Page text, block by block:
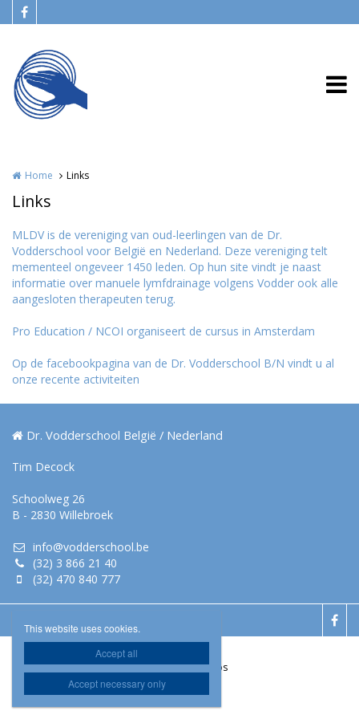
Overslaan en naar de inhoud gaan
Home Links
Links
MLDV is de vereniging van oud-leerlingen van de Dr.
Vodderschool voor België en Nederland. Deze vereniging telt
mementeel ongeveer 1450 leden. Op hun site vindt je naast
informatie over manuele lymfdrainage volgens Vodder ook alle
aangesloten therapeuten terug.
Pro Education / NCOI organiseert de cursus in Amsterdam
Op de facebookpagina van de Dr. Vodderschool B/N vindt u al
onze recente activiteiten
Dr. Vodderschool België / Nederland
Tim Decock
Schoolweg 26
B - 2830 Willebroek
info@vodderschool.be
(32) 3 866 21 40
(32) 470 840 777
Website door Livalos
This website uses cookies.
Accept all
Accept necessary only